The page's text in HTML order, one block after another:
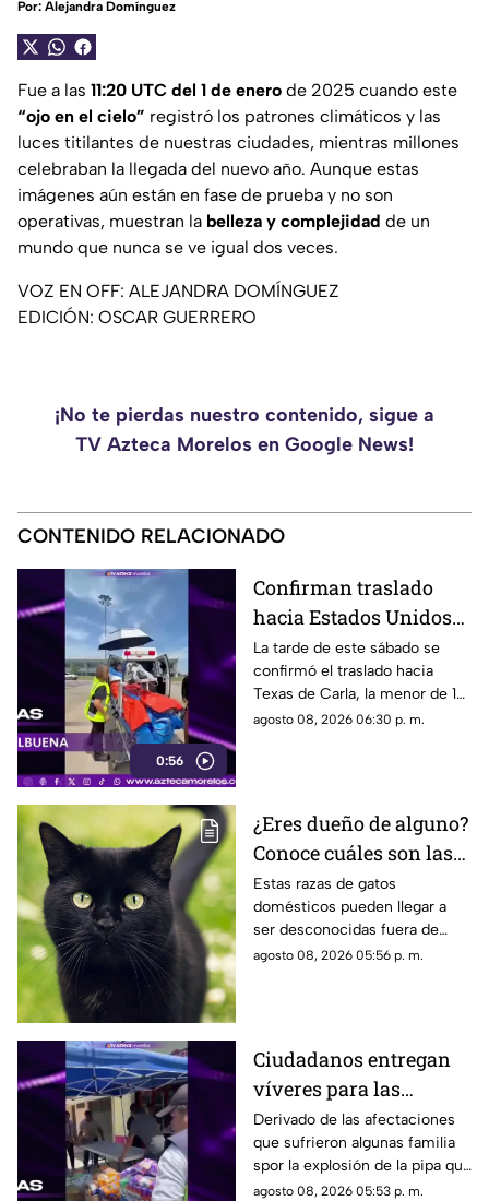
Por: Alejandra Domínguez
Fue a las 11:20 UTC del 1 de enero de 2025 cuando este
“ojo en el cielo” registró los patrones climáticos y las
luces titilantes de nuestras ciudades, mientras millones
celebraban la llegada del nuevo año. Aunque estas
imágenes aún están en fase de prueba y no son
operativas, muestran la belleza y complejidad de un
mundo que nunca se ve igual dos veces.
VOZ EN OFF: ALEJANDRA DOMÍNGUEZ
EDICIÓN: OSCAR GUERRERO
¡No te pierdas nuestro contenido, sigue a
TV Azteca Morelos en Google News!
CONTENIDO RELACIONADO
0:56
Confirman traslado
hacia Estados Unidos
de menor que sufrió
quemadura en la
explosión de gas LP en
Cuernavaca
La tarde de este sábado se
confirmó el traslado hacia
Texas de Carla, la menor de 15
años que resultó gravemente
agosto 08, 2026 06:30 p. m.
¿Eres dueño de alguno?
Conoce cuáles son las
cinco razas más raras
de gatos domésticos en
todo el mundo
Estas razas de gatos
domésticos pueden llegar a
ser desconocidas fuera de
círculos especializados, y
agosto 08, 2026 05:56 p. m.
Ciudadanos entregan
víveres para las
familias afectadas por
la explosión de pipa en
Cuernavaca
Derivado de las afectaciones
que sufrieron algunas familia
spor la explosión de la pipa que
transportaba gas LP,
agosto 08, 2026 05:53 p. m.